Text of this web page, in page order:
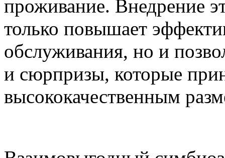
проживание. Внедрение
только повышает
обслуживания, но и
и сюрпризы, которые
высококачественным